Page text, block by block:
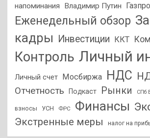
напоминания
Владимир Путин
Еженедельный обзор
кадры
Инвестиции ККТ
Контроль Личный
Личный счет Мосбиржа НДС
Отчетность Подкаст Рынки СПб
взносы УСН ФРС Финансы
Экстренные меры налог на